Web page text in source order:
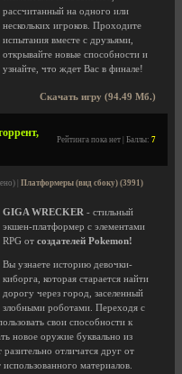
рассчитанный на одного или
нескольких игроков. Проходите
испытания вместе с друзьями,
открывайте новые способности и
узнайте, что ждет Вас в финале!
Скачать игру (94.49 Мб.)
Рейтинга пока нет | Баллы: 7
| Платформеры (вид сбоку) (3991)
GIGA WRECKER - стильный
экшен-платформер с элементами
RPG от создателей Pokеmon!
Вы узнаете историю девочки-
киборга, которая старается найти
дорогу через город, заселенный
злобными роботами. Переходя с
свои способности к
новое оружие буквально из
отличатся друг от
материалов.